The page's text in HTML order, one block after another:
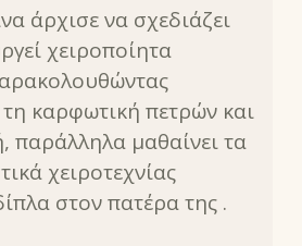
άρχισε να σχεδιάζει
χειροποίητα
καρφωτική πετρών και
παράλληλα μαθαίνει τα
χειροτεχνίας
στον πατέρα της .